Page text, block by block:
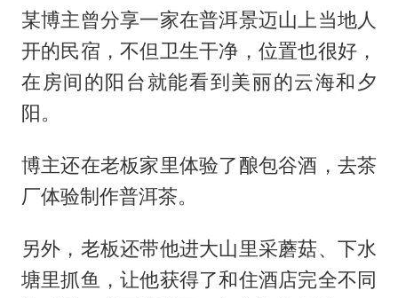
某博主曾分享一家在普洱景迈山上当地人
开的民宿，不但卫生干净，位置也很好，
在房间的阳台就能看到美丽的云海和夕
阳。
博主还在老板家里体验了酿包谷酒，去茶
厂体验制作普洱茶。
另外，老板还带他进大山里采蘑菇、下水
塘里抓鱼，让他获得了和住酒店完全不同